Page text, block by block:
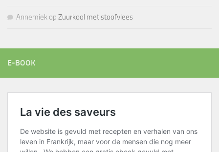
Annemiek op Zuurkool met stoofvlees
E-BOOK